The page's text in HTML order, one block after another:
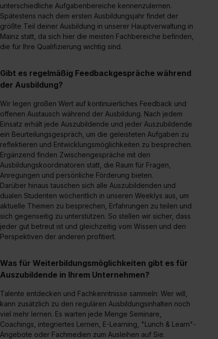
unterschiedliche Aufgabenbereiche kennenzulernen.
Spätestens nach dem ersten Ausbildungsjahr findet der
größte Teil deiner Ausbildung in unserer Hauptverwaltung in
Mainz statt, da sich hier die meisten Fachbereiche befinden,
die für Ihre Qualifizierung wichtig sind.
Gibt es regelmäßig Feedbackgespräche während
der Ausbildung?
Wir legen großen Wert auf kontinuierliches Feedback und
offenen Austausch während der Ausbildung. Nach jedem
Einsatz erhält jede Auszubildende und jeder Auszubildende
ein Beurteilungsgespräch, um die geleisteten Aufgaben zu
reflektieren und Entwicklungsmöglichkeiten zu besprechen.
Ergänzend finden Zwischengespräche mit den
Ausbildungskoordinatoren statt, die Raum für Fragen,
Anregungen und persönliche Förderung bieten.
Darüber hinaus tauschen sich alle Auszubildenden und
dualen Studenten wöchentlich in unseren Weeklys aus, um
aktuelle Themen zu besprechen, Erfahrungen zu teilen und
sich gegenseitig zu unterstützen. So stellen wir sicher, dass
jeder gut betreut ist und gleichzeitig vom Wissen und den
Perspektiven der anderen profitiert.
Was für Weiterbildungsmöglichkeiten gibt es für
Auszubildende in Ihrem Unternehmen?
Talente entdecken und Fachkenntnisse sammeln: Wer will,
kann zusätzlich zu den regulären Ausbildungsinhalten noch
viel mehr lernen. Es warten jede Menge Seminare,
Coachings, integriertes Lernen, E-Learning, "Lunch & Learn"-
Angebote oder Fachmedien zum Ausleihen auf Sie.